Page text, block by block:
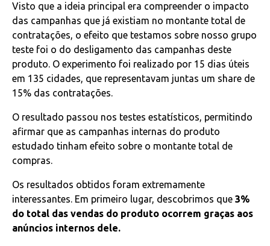
Visto que a ideia principal era compreender o impacto
das campanhas que já existiam no montante total de
contratações, o efeito que testamos sobre nosso grupo
teste foi o do desligamento das campanhas deste
produto. O experimento foi realizado por 15 dias úteis
em 135 cidades, que representavam juntas um share de
15% das contratações.
O resultado passou nos testes estatísticos, permitindo
afirmar que as campanhas internas do produto
estudado tinham efeito sobre o montante total de
compras.
Os resultados obtidos foram extremamente
interessantes. Em primeiro lugar, descobrimos que 3%
do total das vendas do produto ocorrem graças aos
anúncios internos dele.